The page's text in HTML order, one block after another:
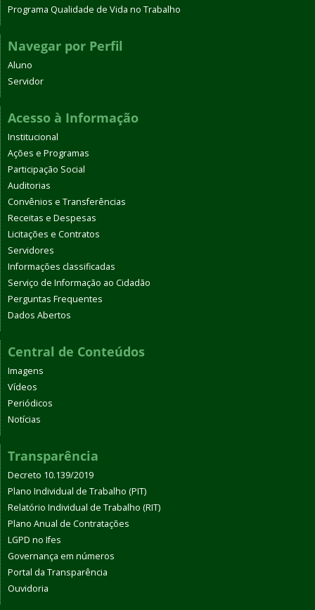
Programa Qualidade de Vida no Trabalho
Navegar por Perfil
Aluno
Servidor
Acesso à Informação
Institucional
Ações e Programas
Participação Social
Auditorias
Convênios e Transferências
Receitas e Despesas
Licitações e Contratos
Servidores
Informações classificadas
Serviço de Informação ao Cidadão
Perguntas Frequentes
Dados Abertos
Central de Conteúdos
Imagens
Vídeos
Periódicos
Notícias
Transparência
Decreto 10.139/2019
Plano Individual de Trabalho (PIT)
Relatório Individual de Trabalho (RIT)
Plano Anual de Contratações
LGPD no Ifes
Governança em números
Portal da Transparência
Ouvidoria